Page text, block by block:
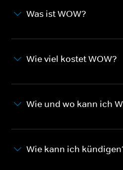
Was ist WOW?
Wie viel kostet WOW?
Wie und wo kann ich
Wie kann ich